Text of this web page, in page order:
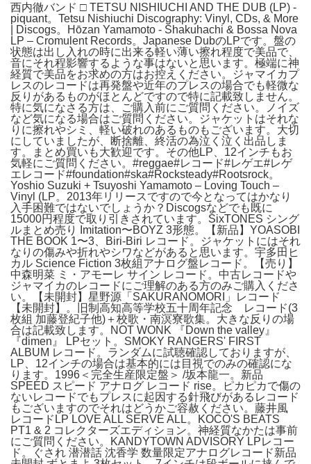
西内徹バンド □ TETSU NISHIUCHI AND THE DUB (LP) -
piquant。Tetsu Nishiuchi Discography: Vinyl, CDs, & More
| Discogs。Hōzan Yamamoto - Shakuhachi & Bossa Nova
LP – Cromulent Records。Japanese DubのLPです。盤の
状態は出し入れの時に出来る軽い薄い擦れ程度で美品で、
音にそれ程影響するような事はないと思います。極端に神
経質で美品をお求めの方はお控えください。ジャマイカプ
レスのレコードは再発盤や近年のプレスの場合でも軽微な
反りがあるものがほとんどですので特に記載致しません。
特に気になさる方は、ご購入前にご質問ください。ノイズ
など気になる場合はご質問ください。ジャケットはそれな
りに擦れやシミ、軽い破れのあるものもございます。大切
にしていましたが、断捨離、終活の為泣く泣く出品しま
す。まとめ買いも大歓迎です。その他LP、12インチもお
気軽にご質問ください。#reggae#レコード#レゲエ#レゲ
エレコード#foundation#ska#Rocksteady#Rootsrock。
Yoshio Suzuki + Tsuyoshi Yamamoto – Loving Touch –
Vinyl (LP。2013年リリースですので今となってはかなり
入手困難ではないでしょうか？Discogsなどでも既に
15000円程度で取り引きされています。SixTONES シング
ルまとめ売り Imitation〜BOYZ 3形態。【新品】YOASOBI
THE BOOK 1〜3、Biri-Biri レコード。ジャケットにはそれ
なりの傷みや折れやシワなどがあると思います。宇多田ヒ
カル Science Fiction 3枚組アナログ盤レコード。【売り】
中森明菜 ミ・アモーレ サイン レコード。中古レコードや
ジャマイカのレコードにご理解のある方のみご購入くださ
い。【未開封】星野源「SAKURANOMORI」レコード
【未開封】。旧制高知高等学校五十周年記念 レコード(3
枚組 加藤登紀子他)＋校歌・南溟寮歌集。大きな反りの場
合は記載致します。NOT WONK 『Down the valley』
『dimen』 LPセット。SMOKY RANGERS' FIRST
ALBUM レコード。ランダムに試聴確認しておりますが、
LP、12インチの場合は基本的には目視でのみの確認にな
ります。1996＜完全生産限定盤＞ /坂本龍一。新品
SPEED スピード アナログ レコード rise。ピカピカで傷の
ないレコードでもプレスに起因する針飛びがあるレコード
もございますのでそれはどうかご容赦ください。藤井風
レコードLP LOVE ALL SERVE ALL。KOCO'S BEATS
PT1 & 2 コレクターズエディション。神経質なかたは事前
にご質問ください。KANDYTOWN ADVISORY LPレコー
ド。ぐされ 潜潜話 沈香学 数量限定アナログレコード新品